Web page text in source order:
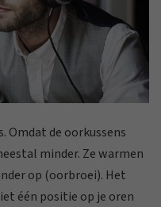
Omdat de oorkussens
minder. Ze warmen
op (oorbroei). Het
één positie op je oren